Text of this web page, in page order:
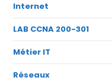
Internet
LAB CCNA 200-301
Métier IT
Réseaux